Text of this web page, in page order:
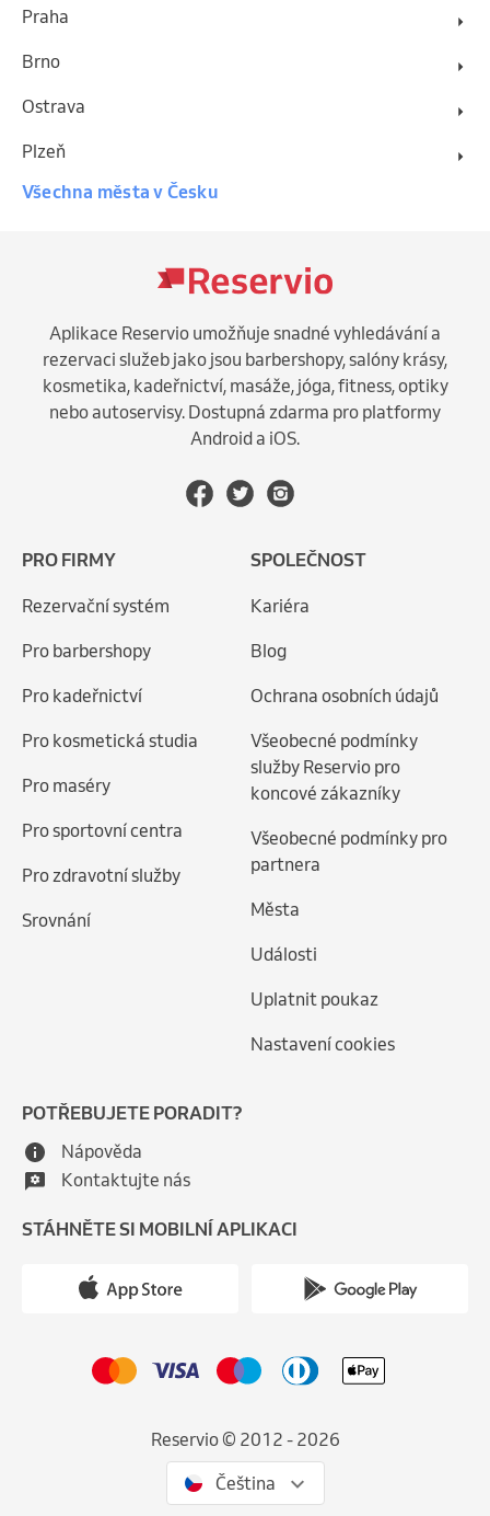
Praha
Brno
Ostrava
Plzeň
Všechna města v Česku
Aplikace Reservio umožňuje snadné vyhledávání a
rezervaci služeb jako jsou barbershopy, salóny krásy,
kosmetika, kadeřnictví, masáže, jóga, fitness, optiky
nebo autoservisy. Dostupná zdarma pro platformy
Android a iOS.
PRO FIRMY
Rezervační systém
Pro barbershopy
Pro kadeřnictví
Pro kosmetická studia
Pro maséry
Pro sportovní centra
Pro zdravotní služby
Srovnání
SPOLEČNOST
Kariéra
Blog
Ochrana osobních údajů
Všeobecné podmínky
služby Reservio pro
koncové zákazníky
Všeobecné podmínky pro
partnera
Města
Události
Uplatnit poukaz
Nastavení cookies
POTŘEBUJETE PORADIT?
Nápověda
Kontaktujte nás
STÁHNĚTE SI MOBILNÍ APLIKACI
Reservio © 2012 - 2026
Čeština